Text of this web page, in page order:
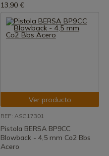
13,90 €
Ver producto
REF: ASG17301
Pistola BERSA BP9CC
Blowback - 4,5 mm Co2 Bbs
Acero